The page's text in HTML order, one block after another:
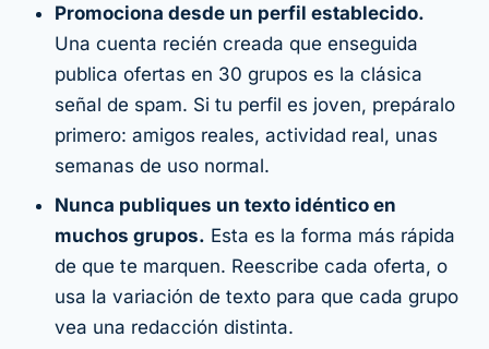
Promociona desde un perfil establecido.
Una cuenta recién creada que enseguida
publica ofertas en 30 grupos es la clásica
señal de spam. Si tu perfil es joven, prepáralo
primero: amigos reales, actividad real, unas
semanas de uso normal.
Nunca publiques un texto idéntico en
muchos grupos. Esta es la forma más rápida
de que te marquen. Reescribe cada oferta, o
usa la variación de texto para que cada grupo
vea una redacción distinta.